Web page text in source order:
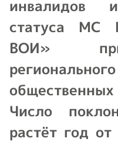
инвалидов
статуса МС
ВОИ»
Число
растёт год